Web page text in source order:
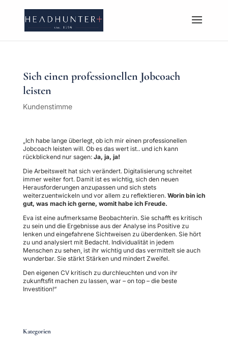
Sich einen professionellen Jobcoach
leisten
Kundenstimme
„Ich habe lange überlegt, ob ich mir einen professionellen
Jobcoach leisten will. Ob es das wert ist.. und ich kann
rückblickend nur sagen:Ja, ja, ja!
Die Arbeitswelt hat sich verändert. Digitalisierung schreitet
immer weiter fort. Damit ist es wichtig, sich den neuen
Herausforderungen anzupassen und sich stets
weiterzuentwickeln und vor allem zu reflektieren. Worin bin ich
gut, was mach ich gerne, womit habe ich Freude.
Eva ist eine aufmerksame Beobachterin. Sie schafft es kritisch
zu sein und die Ergebnisse aus der Analyse ins Positive zu
lenken und eingefahrene Sichtweisen zu überdenken. Sie hört
zu und analysiert mit Bedacht. Individualität in jedem
Menschen zu sehen, ist ihr wichtig und das vermittelt sie auch
wunderbar. Sie stärkt Stärken und mindert Zweifel.
Den eigenen CV kritisch zu durchleuchten und von ihr
zukunftsfit machen zu lassen, war – on top – die beste
Investition!“
Kategorien